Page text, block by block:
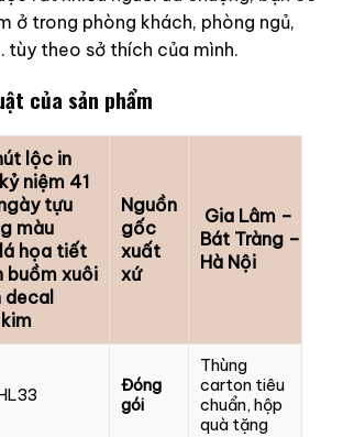
ở trong phòng khách, phòng ngủ,
tùy theo sở thích của mình.
của sản phẩm
lộc in
niệm 41
tựu
màu
họa tiết
buồm xuôi
decal
Nguồn
gốc
xuất
xứ
Gia Lâm –
Bát Tràng –
Hà Nội
Đóng
gói
Thùng
carton tiêu
chuẩn, hộp
quà tặng